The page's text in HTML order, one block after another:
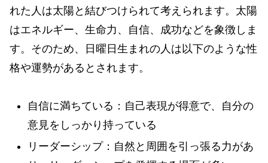
れた人は太陽と結びつけられて考えられます。太陽
はエネルギー、生命力、自信、成功などを象徴しま
す。そのため、日曜日生まれの人は以下のような性
格や運勢があるとされます。
自信に満ちている：自己表現が得意で、自分の
意見をしっかり持っている
リーダーシップ：自然と周囲を引っ張る力があ